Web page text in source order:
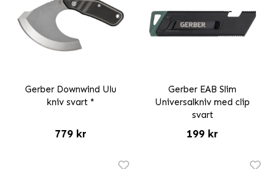
Gerber Downwind Ulu
kniv svart *
779 kr
Gerber EAB Slim
Universalkniv med clip
svart
199 kr